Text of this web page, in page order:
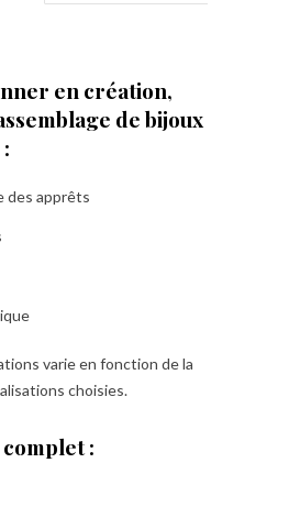
en création,
de bijoux
des apprêts
varie en fonction de la
choisies.
: